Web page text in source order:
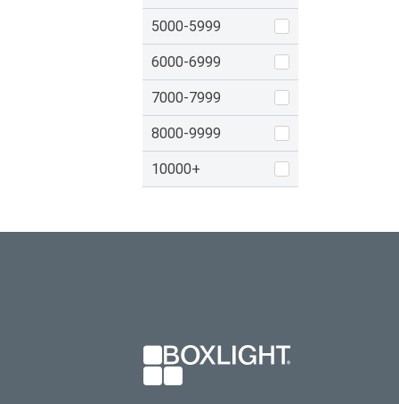
5000-5999
6000-6999
7000-7999
8000-9999
10000+